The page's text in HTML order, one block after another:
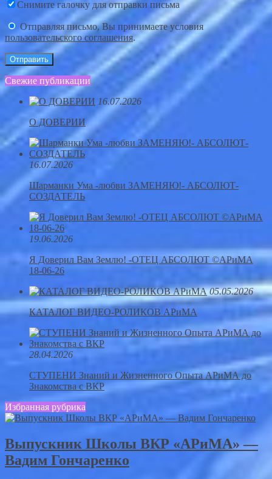
Снимите галочку для отправки письма
Отправляя письмо, Вы принимаете условия
пользовательского соглашения.
Свежие публикации
16.07.2026
О ДОВЕРИИ
16.07.2026
Шарманки Ума -любви ЗАМЕНЯЮ!- АБСОЛЮТ-
СОЗДАТЕЛЬ
19.06.2026
Я Доверил Вам Землю! -ОТЕЦ АБСОЛЮТ ©АРиМА
18-06-26
05.05.2026
КАТАЛОГ ВИДЕО-РОЛИКОВ АРиМА
28.04.2026
СТУПЕНИ Знаний и Жизненного Опыта АРиМА до
Знакомства с ВКР
Избранная рубрика
Выпускник Школы ВКР «АРиМА» —
Вадим Гончаренко